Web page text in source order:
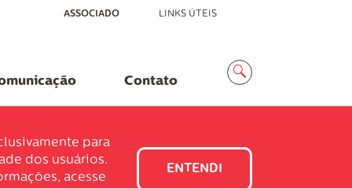
MenuASSOCIADO LINKS ÚTEIS
Contato
Busca
para
dos usuários.
acesse
ENTENDI